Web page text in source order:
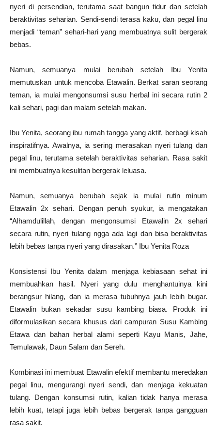
nyeri di persendian, terutama saat bangun tidur dan setelah
beraktivitas seharian. Sendi-sendi terasa kaku, dan pegal linu
menjadi “teman” sehari-hari yang membuatnya sulit bergerak
bebas.
Namun, semuanya mulai berubah setelah Ibu Yenita
memutuskan untuk mencoba Etawalin. Berkat saran seorang
teman, ia mulai mengonsumsi susu herbal ini secara rutin 2
kali sehari, pagi dan malam setelah makan.
Ibu Yenita, seorang ibu rumah tangga yang aktif, berbagi kisah
inspiratifnya. Awalnya, ia sering merasakan nyeri tulang dan
pegal linu, terutama setelah beraktivitas seharian. Rasa sakit
ini membuatnya kesulitan bergerak leluasa.
Namun, semuanya berubah sejak ia mulai rutin minum
Etawalin 2x sehari. Dengan penuh syukur, ia mengatakan
“Alhamdulillah, dengan mengonsumsi Etawalin 2x sehari
secara rutin, nyeri tulang ngga ada lagi dan bisa beraktivitas
lebih bebas tanpa nyeri yang dirasakan.” Ibu Yenita Roza
Konsistensi Ibu Yenita dalam menjaga kebiasaan sehat ini
membuahkan hasil. Nyeri yang dulu menghantuinya kini
berangsur hilang, dan ia merasa tubuhnya jauh lebih bugar.
Etawalin bukan sekadar susu kambing biasa. Produk ini
diformulasikan secara khusus dari campuran Susu Kambing
Etawa dan bahan herbal alami seperti Kayu Manis, Jahe,
Temulawak, Daun Salam dan Sereh.
Kombinasi ini membuat Etawalin efektif membantu meredakan
pegal linu, mengurangi nyeri sendi, dan menjaga kekuatan
tulang. Dengan konsumsi rutin, kalian tidak hanya merasa
lebih kuat, tetapi juga lebih bebas bergerak tanpa gangguan
rasa sakit.